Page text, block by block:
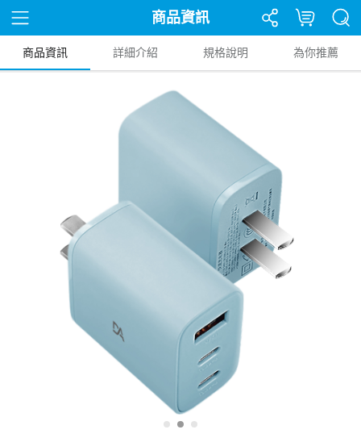
商品資訊
商品資訊 詳細介紹 規格說明 為你推薦